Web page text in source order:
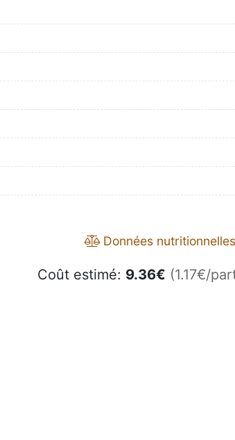
Données nutritionnelles
Coût estimé: 9.36€ (1.17€/